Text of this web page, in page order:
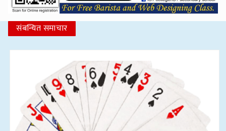
संबन्धित समाचार